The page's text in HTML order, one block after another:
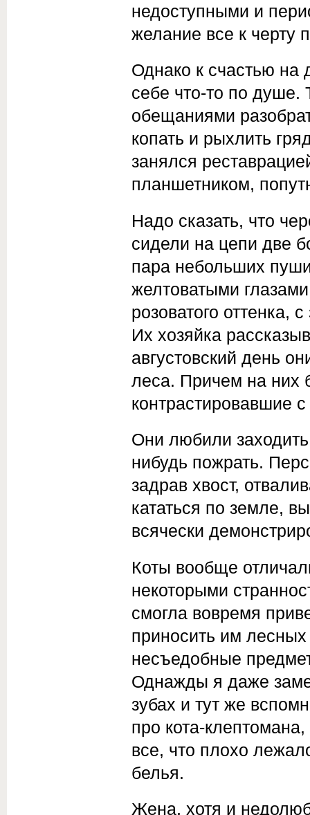
недоступ­ными и
желание все к черту
Однако к счастью на
себе что-то по душе.
обещаниями
копать и рыхлить
занялся
планшетником,
Надо сказать, что
сидели на цепи две
пара небольших
желтоватыми
розова­того оттенка,
Их хозяйка
августовский день
леса. Причем на них
контрастировавшие
Они любили заходить
нибудь пожрать.
задрав хвост,
кататься по земле,
всячески
Коты вообще
некоторыми
смогла вовремя
приносить им
несъедобные
Однажды я даже
зубах и тут же
про кота-
все, что плохо
белья.
Жена, хотя и